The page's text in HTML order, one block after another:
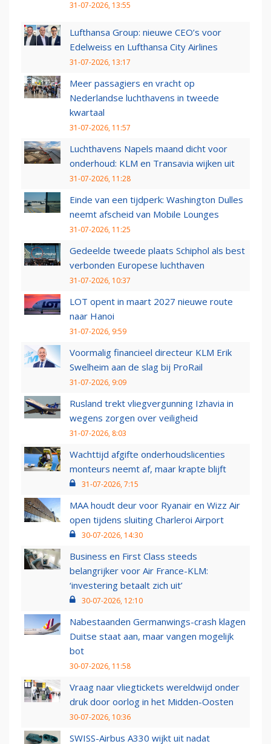
31-07-2026, 13:55
Lufthansa Group: nieuwe CEO’s voor
Edelweiss en Lufthansa City Airlines
31-07-2026, 13:17
Meer passagiers en vracht op
Nederlandse luchthavens in tweede
kwartaal
31-07-2026, 11:57
Luchthavens Napels maand dicht voor
onderhoud: KLM en Transavia wijken uit
31-07-2026, 11:28
Einde van een tijdperk: Washington Dulles
neemt afscheid van Mobile Lounges
31-07-2026, 11:25
Gedeelde tweede plaats Schiphol als best
verbonden Europese luchthaven
31-07-2026, 10:37
LOT opent in maart 2027 nieuwe route
naar Hanoi
31-07-2026, 9:59
Voormalig financieel directeur KLM Erik
Swelheim aan de slag bij ProRail
31-07-2026, 9:09
Rusland trekt vliegvergunning Izhavia in
wegens zorgen over veiligheid
31-07-2026, 8:03
Wachttijd afgifte onderhoudslicenties
monteurs neemt af, maar krapte blijft
31-07-2026, 7:15
MAA houdt deur voor Ryanair en Wizz Air
open tijdens sluiting Charleroi Airport
30-07-2026, 14:30
Business en First Class steeds
belangrijker voor Air France-KLM:
‘investering betaalt zich uit’
30-07-2026, 12:10
Nabestaanden Germanwings-crash klagen
Duitse staat aan, maar vangen mogelijk
bot
30-07-2026, 11:58
Vraag naar vliegtickets wereldwijd onder
druk door oorlog in het Midden-Oosten
30-07-2026, 10:36
SWISS-Airbus A330 wijkt uit nadat